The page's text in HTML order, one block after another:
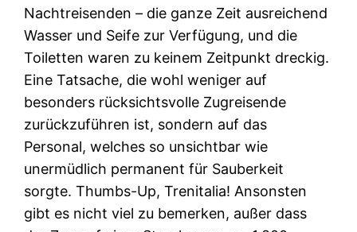
Nachtreisenden – die ganze Zeit ausreichend
Wasser und Seife zur Verfügung, und die
Toiletten waren zu keinem Zeitpunkt dreckig.
Eine Tatsache, die wohl weniger auf
besonders rücksichtsvolle Zugreisende
zurückzuführen ist, sondern auf das
Personal, welches so unsichtbar wie
unermüdlich permanent für Sauberkeit
sorgte. Thumbs-Up, Trenitalia! Ansonsten
gibt es nicht viel zu bemerken, außer dass